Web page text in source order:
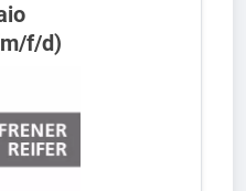
f/d)